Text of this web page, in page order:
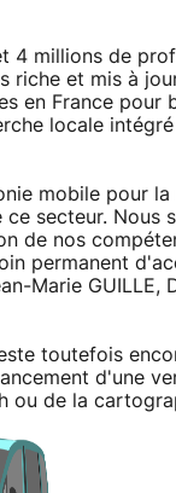
4 millions de
riche et mis à
en France pour
locale
mobile pour la
secteur. Nous
de nos
permanent
Marie GUILLE,
toutefois
d'une
ou de la